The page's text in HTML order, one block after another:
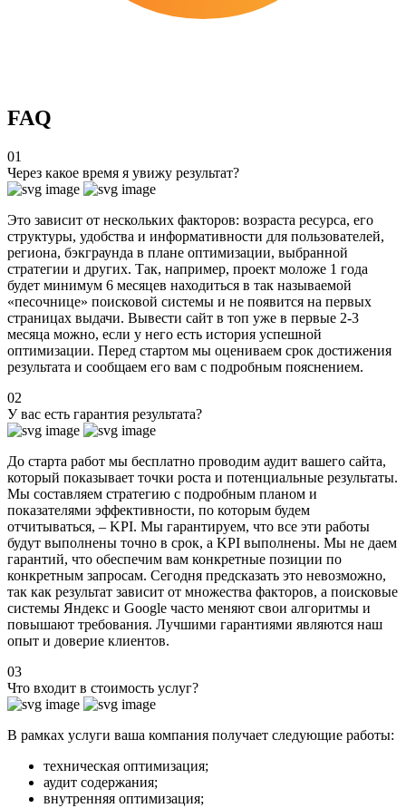
FAQ
01
Через какое время я увижу результат?
Это зависит от нескольких факторов: возраста ресурса, его
структуры, удобства и информативности для пользователей,
региона, бэкграунда в плане оптимизации, выбранной
стратегии и других. Так, например, проект моложе 1 года
будет минимум 6 месяцев находиться в так называемой
«песочнице» поисковой системы и не появится на первых
страницах выдачи. Вывести сайт в топ уже в первые 2-3
месяца можно, если у него есть история успешной
оптимизации. Перед стартом мы оцениваем срок достижения
результата и сообщаем его вам с подробным пояснением.
02
У вас есть гарантия результата?
До старта работ мы бесплатно проводим аудит вашего сайта,
который показывает точки роста и потенциальные результаты.
Мы составляем стратегию с подробным планом и
показателями эффективности, по которым будем
отчитываться, – KPI. Мы гарантируем, что все эти работы
будут выполнены точно в срок, а KPI выполнены. Мы не даем
гарантий, что обеспечим вам конкретные позиции по
конкретным запросам. Сегодня предсказать это невозможно,
так как результат зависит от множества факторов, а поисковые
системы Яндекс и Google часто меняют свои алгоритмы и
повышают требования. Лучшими гарантиями являются наш
опыт и доверие клиентов.
03
Что входит в стоимость услуг?
В рамках услуги ваша компания получает следующие работы:
техническая оптимизация;
аудит содержания;
внутренняя оптимизация;